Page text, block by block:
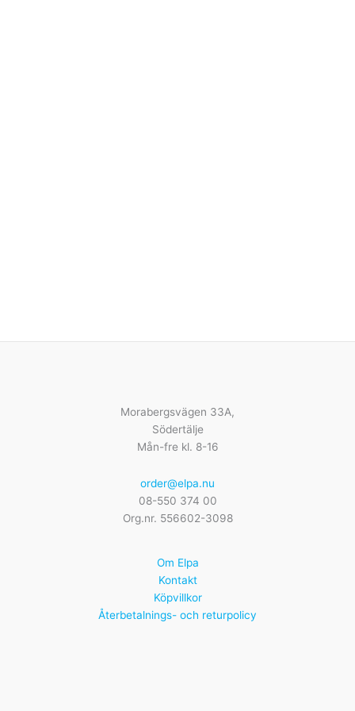
Morabergsvägen 33A,
Södertälje
Mån-fre kl. 8-16
order@elpa.nu
08-550 374 00
Org.nr. 556602-3098
Om Elpa
Kontakt
Köpvillkor
Återbetalnings- och returpolicy